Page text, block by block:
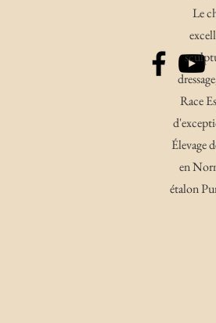
Le
Race
Élevage
en
étalon